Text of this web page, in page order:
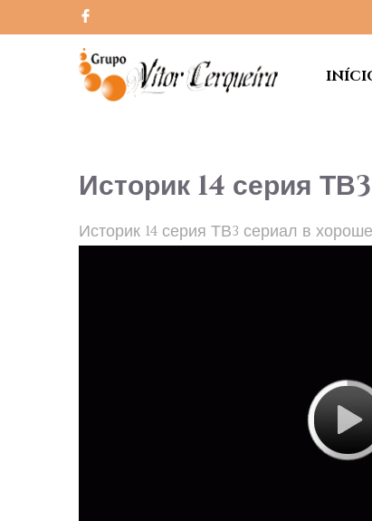
Историк 14 серия
Историк 14 серия ТВ3 сериал в